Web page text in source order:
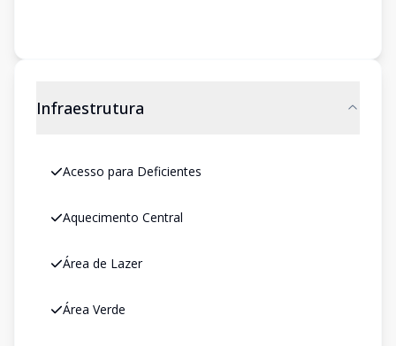
Infraestrutura
Acesso para Deficientes
Aquecimento Central
Área de Lazer
Área Verde